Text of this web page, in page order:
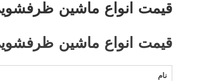
قیمت انواع ماشین
قیمت انواع ماشین
نام